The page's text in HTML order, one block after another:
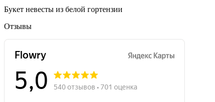
Букет невесты из белой гортензии
Отзывы